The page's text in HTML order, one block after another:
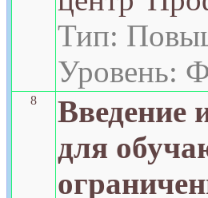
Тип:
Уровень:
8
Введение
для